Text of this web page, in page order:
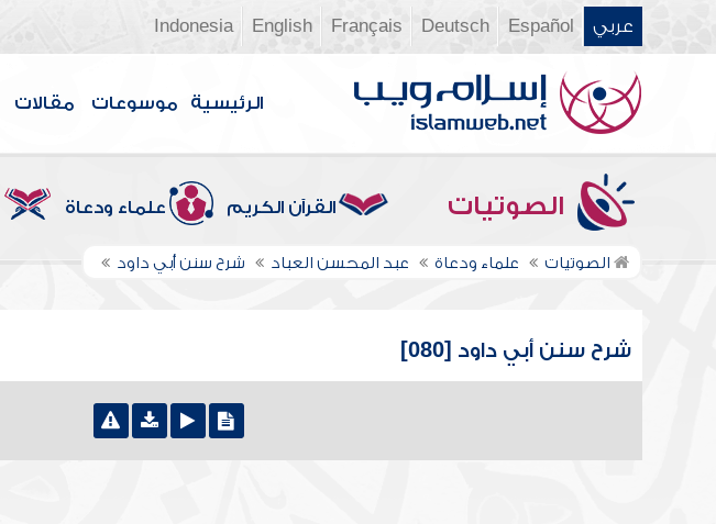
عربي Español
Deutsch
Français
English
Indonesia
الرئيسية موسوعات مقالات
الصوتيات القرآن الكريم علماء ودعاة
الصوتيات علماء ودعاة عبد المحسن العباد شرح سنن أبي داود
شرح سنن أبي داود [080]